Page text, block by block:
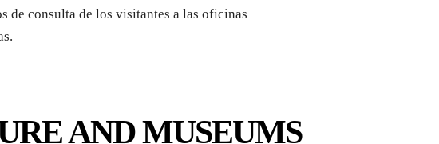
de consulta de los visitantes a las oficinas